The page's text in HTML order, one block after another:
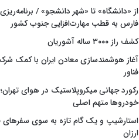
از «دانشگاه» تا «شهر دانشجو» /
فارس به قطب مهارت‌افزایی جنوب کشور
کشف راز ۳۰۰۰ ساله آشوریان
آغاز هوشمندسازی معادن ایران با کمک
فناور
رکورد جهانی میکروپلاستیک در هوای
خودروها متهم اصلی
استارشیپ و یک گام تازه به سوی
ارزان